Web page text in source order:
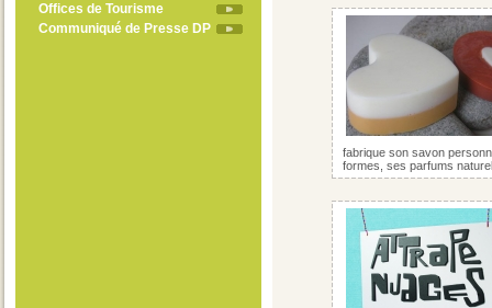
Offices de Tourisme
Communiqué de Presse DP
fabrique son savon
formes, ses parfums